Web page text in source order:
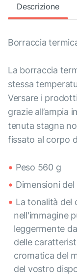
Descrizione
Borraccia
La borraccia
stessa
Versare i
grazie all’ampia
tenuta stagna
fissato al corpo
Peso 560 g
Dimensioni
La tonalità del
nell'immagine
leggermente
delle
cromatica del
del vostro